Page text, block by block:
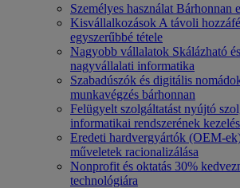
Személyes használat Bárhonnan
Kisvállalkozások A távoli
egyszerűbbé tétele
Nagyobb vállalatok Skálázható
nagyvállalati informatika
Szabadúszók és digitális
munkavégzés bárhonnan
Felügyelt szolgáltatást nyújtó
informatikai rendszerének
Eredeti hardvergyártók (OEM-
műveletek racionalizálása
Nonprofit és oktatás 30%
technológiára